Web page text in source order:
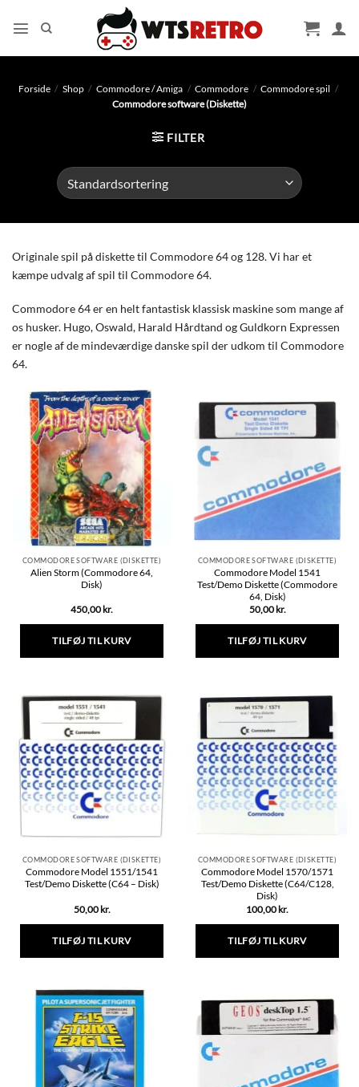
Forside / Shop / Commodore / Amiga / Commodore / Commodore spil /
Commodore software (Diskette)
FILTER
Originale spil på diskette til Commodore 64 og 128. Vi har et
kæmpe udvalg af spil til Commodore 64.
Commodore 64 er en helt fantastisk klassisk maskine som mange af
os husker. Hugo, Oswald, Harald Hårdtand og Guldkorn Expressen
er nogle af de mindeværdige danske spil der udkom til Commodore
64.
COMMODORE SOFTWARE (DISKETTE)
Alien Storm (Commodore 64,
Disk)
450,00 kr.
TILFØJ TIL KURV
COMMODORE SOFTWARE (DISKETTE)
Commodore Model 1541
Test/Demo Diskette (Commodore
64, Disk)
50,00 kr.
TILFØJ TIL KURV
COMMODORE SOFTWARE (DISKETTE)
Commodore Model 1551/1541
Test/Demo Diskette (C64 – Disk)
50,00 kr.
TILFØJ TIL KURV
COMMODORE SOFTWARE (DISKETTE)
Commodore Model 1570/1571
Test/Demo Diskette (C64/C128,
Disk)
100,00 kr.
TILFØJ TIL KURV